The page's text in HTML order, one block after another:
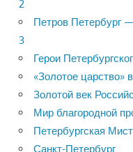
2
Петров Петербург
3
Герои
«Золотое царство»
Золотой век
Мир благородной
Петербургская
Санкт-Петербург